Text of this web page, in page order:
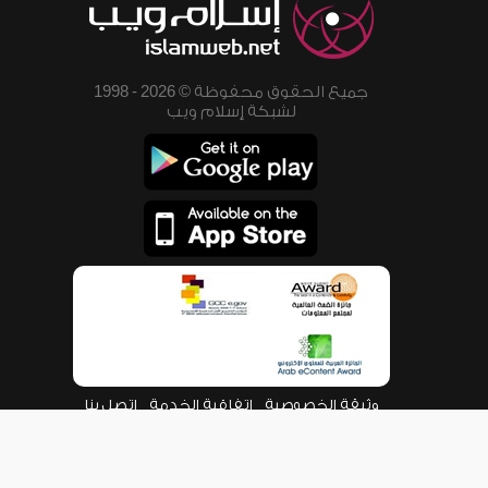
جميع الحقوق محفوظة © 2026 - 1998
لشبكة إسلام ويب
وثيقة الخصوصية اتفاقية الخدمة اتصل بنا